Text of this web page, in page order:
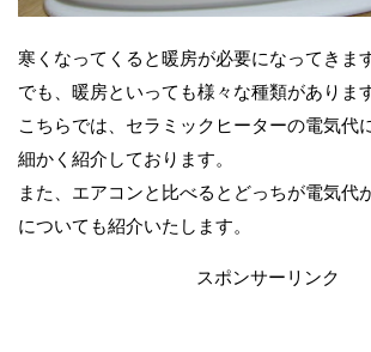
寒くなってくると暖房が必要になってきま
でも、暖房といっても様々な種類があります
こちらでは、セラミックヒーターの電気代
細かく紹介しております。
また、エアコンと比べるとどっちが電気代
についても紹介いたします。
スポンサーリンク